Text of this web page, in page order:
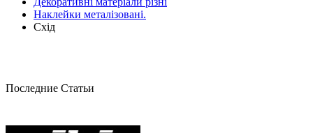
Наклейки металізовані.
Схід
Последние Статьи